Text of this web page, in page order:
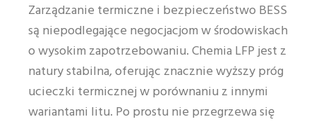
Zarządzanie termiczne i bezpieczeństwo BESS
są niepodlegające negocjacjom w środowiskach
o wysokim zapotrzebowaniu. Chemia LFP jest z
natury stabilna, oferując znacznie wyższy próg
ucieczki termicznej w porównaniu z innymi
wariantami litu. Po prostu nie przegrzewa się